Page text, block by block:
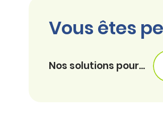
Vous êtes
Nos solutions pour...